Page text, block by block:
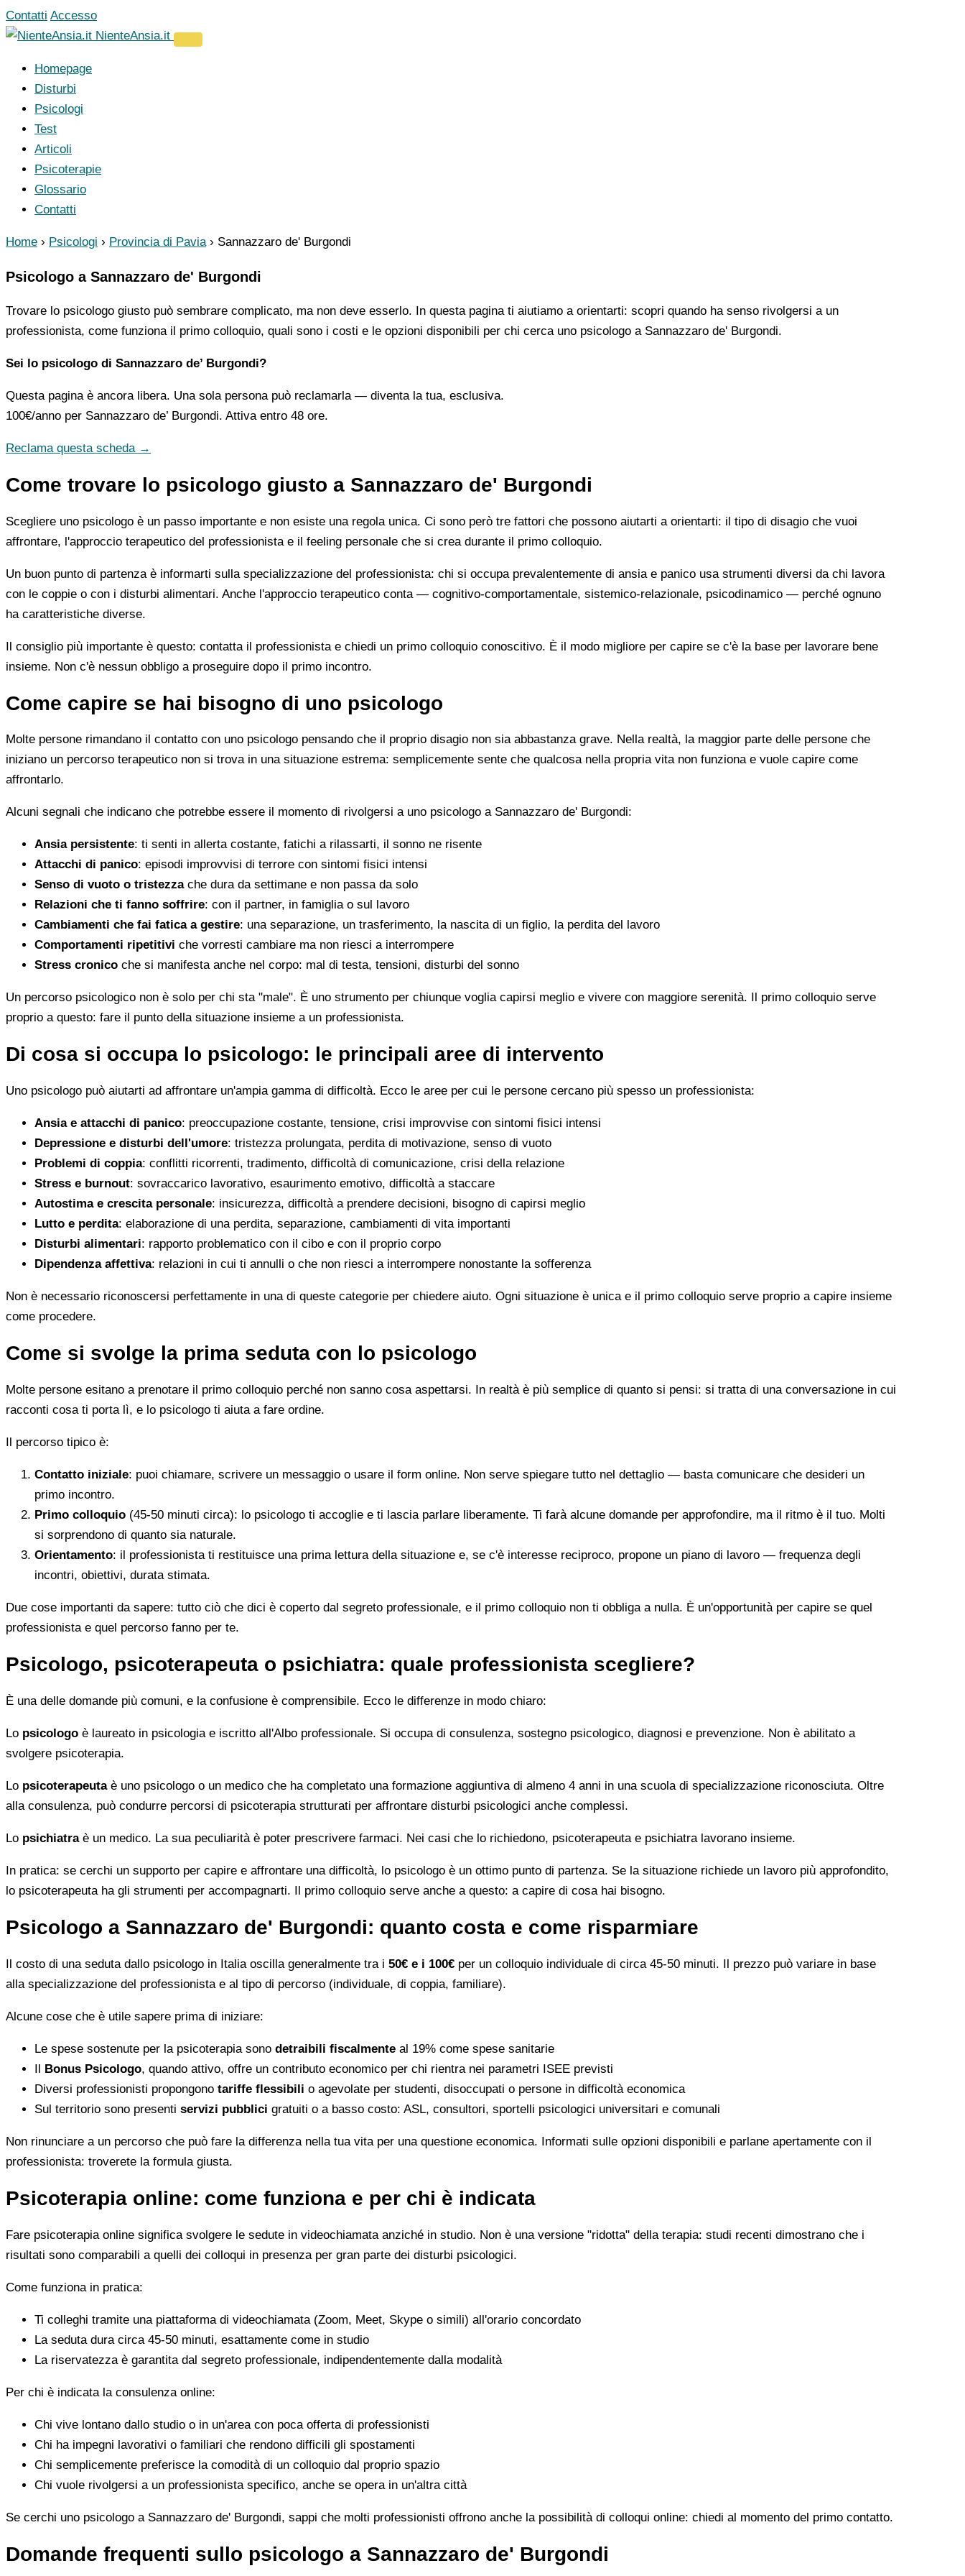
Vai
al
Contatti Accesso
NienteAnsia.it
Homepage
Disturbi
Psicologi
Test
Articoli
Psicoterapie
Glossario
Contatti
Home › Psicologi › Provincia di Pavia › Sannazzaro de' Burgondi
Psicologo a Sannazzaro de' Burgondi
Trovare lo psicologo giusto può sembrare complicato, ma non deve esserlo. In questa pagina ti aiutiamo a orientarti: scopri quando ha senso rivolgersi a un
professionista, come funziona il primo colloquio, quali sono i costi e le opzioni disponibili per chi cerca uno psicologo a Sannazzaro de' Burgondi.
Sei lo psicologo di Sannazzaro de’ Burgondi?
Questa pagina è ancora libera. Una sola persona può reclamarla — diventa la tua, esclusiva.
100€/anno per Sannazzaro de’ Burgondi. Attiva entro 48 ore.
Reclama questa scheda →
Come trovare lo psicologo giusto a Sannazzaro de' Burgondi
Scegliere uno psicologo è un passo importante e non esiste una regola unica. Ci sono però tre fattori che possono aiutarti a orientarti: il tipo di disagio che vuoi
affrontare, l'approccio terapeutico del professionista e il feeling personale che si crea durante il primo colloquio.
Un buon punto di partenza è informarti sulla specializzazione del professionista: chi si occupa prevalentemente di ansia e panico usa strumenti diversi da chi lavora
con le coppie o con i disturbi alimentari. Anche l'approccio terapeutico conta — cognitivo-comportamentale, sistemico-relazionale, psicodinamico — perché ognuno
ha caratteristiche diverse.
Il consiglio più importante è questo: contatta il professionista e chiedi un primo colloquio conoscitivo. È il modo migliore per capire se c'è la base per lavorare bene
insieme. Non c'è nessun obbligo a proseguire dopo il primo incontro.
Come capire se hai bisogno di uno psicologo
Molte persone rimandano il contatto con uno psicologo pensando che il proprio disagio non sia abbastanza grave. Nella realtà, la maggior parte delle persone che
iniziano un percorso terapeutico non si trova in una situazione estrema: semplicemente sente che qualcosa nella propria vita non funziona e vuole capire come
affrontarlo.
Alcuni segnali che indicano che potrebbe essere il momento di rivolgersi a uno psicologo a Sannazzaro de' Burgondi:
Ansia persistente: ti senti in allerta costante, fatichi a rilassarti, il sonno ne risente
Attacchi di panico: episodi improvvisi di terrore con sintomi fisici intensi
Senso di vuoto o tristezzache dura da settimane e non passa da solo
Relazioni che ti fanno soffrire: con il partner, in famiglia o sul lavoro
Cambiamenti che fai fatica a gestire: una separazione, un trasferimento, la nascita di un figlio, la perdita del lavoro
Comportamenti ripetitivi che vorresti cambiare ma non riesci a interrompere
Stress cronico che si manifesta anche nel corpo: mal di testa, tensioni, disturbi del sonno
Un percorso psicologico non è solo per chi sta "male". È uno strumento per chiunque voglia capirsi meglio e vivere con maggiore serenità. Il primo colloquio serve
proprio a questo: fare il punto della situazione insieme a un professionista.
Di cosa si occupa lo psicologo: le principali aree di intervento
Uno psicologo può aiutarti ad affrontare un'ampia gamma di difficoltà. Ecco le aree per cui le persone cercano più spesso un professionista:
Ansia e attacchi di panico: preoccupazione costante, tensione, crisi improvvise con sintomi fisici intensi
Depressione e disturbi dell'umore: tristezza prolungata, perdita di motivazione, senso di vuoto
Problemi di coppia: conflitti ricorrenti, tradimento, difficoltà di comunicazione, crisi della relazione
Stress e burnout: sovraccarico lavorativo, esaurimento emotivo, difficoltà a staccare
Autostima e crescita personale: insicurezza, difficoltà a prendere decisioni, bisogno di capirsi meglio
Lutto e perdita: elaborazione di una perdita, separazione, cambiamenti di vita importanti
Disturbi alimentari: rapporto problematico con il cibo e con il proprio corpo
Dipendenza affettiva: relazioni in cui ti annulli o che non riesci a interrompere nonostante la sofferenza
Non è necessario riconoscersi perfettamente in una di queste categorie per chiedere aiuto. Ogni situazione è unica e il primo colloquio serve proprio a capire insieme
come procedere.
Come si svolge la prima seduta con lo psicologo
Molte persone esitano a prenotare il primo colloquio perché non sanno cosa aspettarsi. In realtà è più semplice di quanto si pensi: si tratta di una conversazione in cui
racconti cosa ti porta lì, e lo psicologo ti aiuta a fare ordine.
Il percorso tipico è:
Contatto iniziale: puoi chiamare, scrivere un messaggio o usare il form online. Non serve spiegare tutto nel dettaglio — basta comunicare che desideri un
primo incontro.
Primo colloquio (45-50 minuti circa): lo psicologo ti accoglie e ti lascia parlare liberamente. Ti farà alcune domande per approfondire, ma il ritmo è il tuo. Molti
si sorprendono di quanto sia naturale.
Orientamento: il professionista ti restituisce una prima lettura della situazione e, se c'è interesse reciproco, propone un piano di lavoro — frequenza degli
incontri, obiettivi, durata stimata.
Due cose importanti da sapere: tutto ciò che dici è coperto dal segreto professionale, e il primo colloquio non ti obbliga a nulla. È un'opportunità per capire se quel
professionista e quel percorso fanno per te.
Psicologo, psicoterapeuta o psichiatra: quale professionista scegliere?
È una delle domande più comuni, e la confusione è comprensibile. Ecco le differenze in modo chiaro:
Lo psicologo è laureato in psicologia e iscritto all'Albo professionale. Si occupa di consulenza, sostegno psicologico, diagnosi e prevenzione. Non è abilitato a
svolgere psicoterapia.
Lo psicoterapeutaè uno psicologo o un medico che ha completato una formazione aggiuntiva di almeno 4 anni in una scuola di specializzazione riconosciuta. Oltre
alla consulenza, può condurre percorsi di psicoterapia strutturati per affrontare disturbi psicologici anche complessi.
Lo psichiatraè un medico. La sua peculiarità è poter prescrivere farmaci. Nei casi che lo richiedono, psicoterapeuta e psichiatra lavorano insieme.
In pratica: se cerchi un supporto per capire e affrontare una difficoltà, lo psicologo è un ottimo punto di partenza. Se la situazione richiede un lavoro più approfondito,
lo psicoterapeuta ha gli strumenti per accompagnarti. Il primo colloquio serve anche a questo: a capire di cosa hai bisogno.
Psicologo a Sannazzaro de' Burgondi: quanto costa e come risparmiare
Il costo di una seduta dallo psicologo in Italia oscilla generalmente tra i 50€ e i 100€ per un colloquio individuale di circa 45-50 minuti. Il prezzo può variare in base
alla specializzazione del professionista e al tipo di percorso (individuale, di coppia, familiare).
Alcune cose che è utile sapere prima di iniziare:
Le spese sostenute per la psicoterapia sono detraibili fiscalmente al 19% come spese sanitarie
Il Bonus Psicologo, quando attivo, offre un contributo economico per chi rientra nei parametri ISEE previsti
Diversi professionisti propongono tariffe flessibili o agevolate per studenti, disoccupati o persone in difficoltà economica
Sul territorio sono presenti servizi pubblici gratuiti o a basso costo: ASL, consultori, sportelli psicologici universitari e comunali
Non rinunciare a un percorso che può fare la differenza nella tua vita per una questione economica. Informati sulle opzioni disponibili e parlane apertamente con il
professionista: troverete la formula giusta.
Psicoterapia online: come funziona e per chi è indicata
Fare psicoterapia online significa svolgere le sedute in videochiamata anziché in studio. Non è una versione "ridotta" della terapia: studi recenti dimostrano che i
risultati sono comparabili a quelli dei colloqui in presenza per gran parte dei disturbi psicologici.
Come funziona in pratica:
Ti colleghi tramite una piattaforma di videochiamata (Zoom, Meet, Skype o simili) all'orario concordato
La seduta dura circa 45-50 minuti, esattamente come in studio
La riservatezza è garantita dal segreto professionale, indipendentemente dalla modalità
Per chi è indicata la consulenza online:
Chi vive lontano dallo studio o in un'area con poca offerta di professionisti
Chi ha impegni lavorativi o familiari che rendono difficili gli spostamenti
Chi semplicemente preferisce la comodità di un colloquio dal proprio spazio
Chi vuole rivolgersi a un professionista specifico, anche se opera in un'altra città
Se cerchi uno psicologo a Sannazzaro de' Burgondi, sappi che molti professionisti offrono anche la possibilità di colloqui online: chiedi al momento del primo contatto.
Domande frequenti sullo psicologo a Sannazzaro de' Burgondi